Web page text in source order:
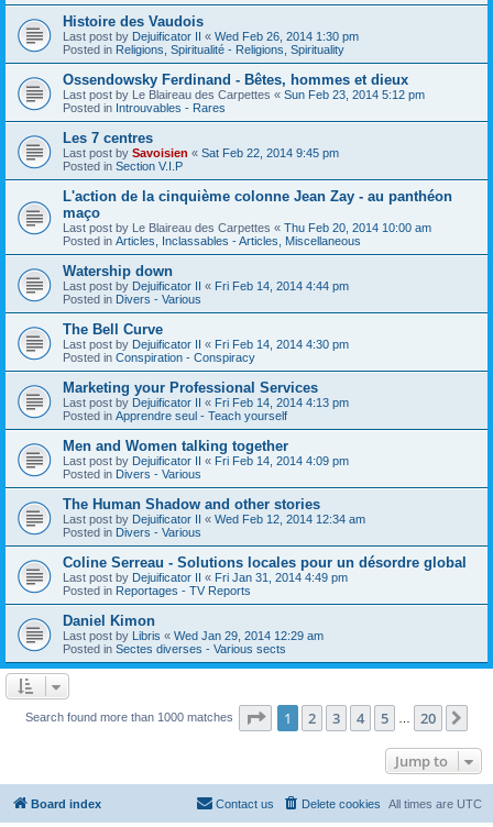
Histoire des Vaudois
Last post by Dejuificator II « Wed Feb 26, 2014 1:30 pm
Posted in Religions, Spiritualité - Religions, Spirituality
Ossendowsky Ferdinand - Bêtes, hommes et dieux
Last post by Le Blaireau des Carpettes « Sun Feb 23, 2014 5:12 pm
Posted in Introuvables - Rares
Les 7 centres
Last post by Savoisien « Sat Feb 22, 2014 9:45 pm
Posted in Section V.I.P
L'action de la cinquième colonne Jean Zay - au panthéon
maço
Last post by Le Blaireau des Carpettes « Thu Feb 20, 2014 10:00 am
Posted in Articles, Inclassables - Articles, Miscellaneous
Watership down
Last post by Dejuificator II « Fri Feb 14, 2014 4:44 pm
Posted in Divers - Various
The Bell Curve
Last post by Dejuificator II « Fri Feb 14, 2014 4:30 pm
Posted in Conspiration - Conspiracy
Marketing your Professional Services
Last post by Dejuificator II « Fri Feb 14, 2014 4:13 pm
Posted in Apprendre seul - Teach yourself
Men and Women talking together
Last post by Dejuificator II « Fri Feb 14, 2014 4:09 pm
Posted in Divers - Various
The Human Shadow and other stories
Last post by Dejuificator II « Wed Feb 12, 2014 12:34 am
Posted in Divers - Various
Coline Serreau - Solutions locales pour un désordre global
Last post by Dejuificator II « Fri Jan 31, 2014 4:49 pm
Posted in Reportages - TV Reports
Daniel Kimon
Last post by Libris « Wed Jan 29, 2014 12:29 am
Posted in Sectes diverses - Various sects
Search found more than 1000 matches Page 1of 20
1 2 3 4 5 20
Jump to
Board index All times are UTC
Delete cookies
Contact us